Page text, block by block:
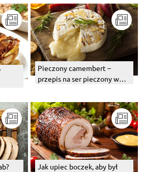
Pieczony camembert –
przepis na ser pieczony w
Jak upiec boczek, aby był